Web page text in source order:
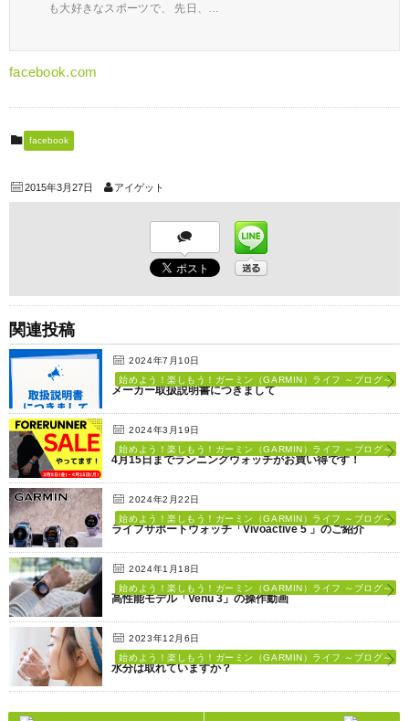
も大好きなスポーツで、 先日、…
facebook.com
facebook
2015年3月27日 アイゲット
関連投稿
2024年7月10日
始めよう！楽しもう！ガーミン（GARMIN）ライフ ～ブログ～
メーカー取扱説明書につきまして
2024年3月19日
始めよう！楽しもう！ガーミン（GARMIN）ライフ ～ブログ～
4月15日までランニングウォッチがお買い得です！
2024年2月22日
始めよう！楽しもう！ガーミン（GARMIN）ライフ ～ブログ～
ライフサポートウォッチ「Vivoactive 5 」のご紹介
2024年1月18日
始めよう！楽しもう！ガーミン（GARMIN）ライフ ～ブログ～
高性能モデル「Venu 3」の操作動画
2023年12月6日
始めよう！楽しもう！ガーミン（GARMIN）ライフ ～ブログ～
水分は取れていますか？